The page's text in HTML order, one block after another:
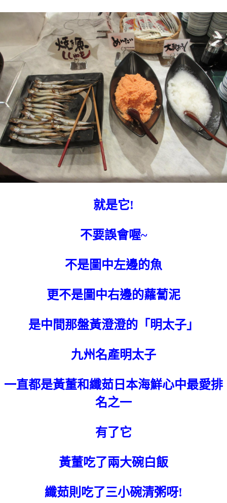
就是它!
不要誤會喔~
不是圖中左邊的魚
更不是圖中右邊的蘿蔔泥
是中間那盤黃澄澄的「明太子」
九州名產明太子
一直都是黃董和纖茹日本海鮮心中最愛排
名之一
有了它
黃董吃了兩大碗白飯
纖茹則吃了三小碗清粥呀!